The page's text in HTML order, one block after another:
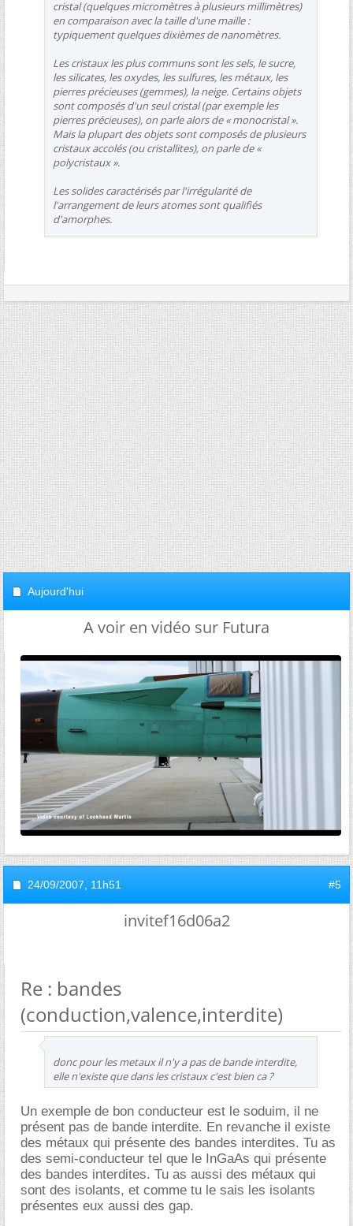
cristal (quelques micromètres à plusieurs millimètres)
en comparaison avec la taille d'une maille :
typiquement quelques dixièmes de nanomètres.
Les cristaux les plus communs sont les sels, le sucre,
les silicates, les oxydes, les sulfures, les métaux, les
pierres précieuses (gemmes), la neige. Certains objets
sont composés d'un seul cristal (par exemple les
pierres précieuses), on parle alors de « monocristal ».
Mais la plupart des objets sont composés de plusieurs
cristaux accolés (ou cristallites), on parle de «
polycristaux ».
Les solides caractérisés par l'irrégularité de
l'arrangement de leurs atomes sont qualifiés
d'amorphes.
Aujourd'hui
A voir en vidéo sur Futura
24/09/2007, 11h51 #5
invitef16d06a2
Re : bandes
(conduction,valence,interdite)
donc pour les metaux il n'y a pas de bande interdite,
elle n'existe que dans les cristaux c'est bien ca ?
Un exemple de bon conducteur est le soduim, il ne
présent pas de bande interdite. En revanche il existe
des métaux qui présente des bandes interdites. Tu as
des semi-conducteur tel que le InGaAs qui présente
des bandes interdites. Tu as aussi des métaux qui
sont des isolants, et comme tu le sais les isolants
présentes eux aussi des gap.